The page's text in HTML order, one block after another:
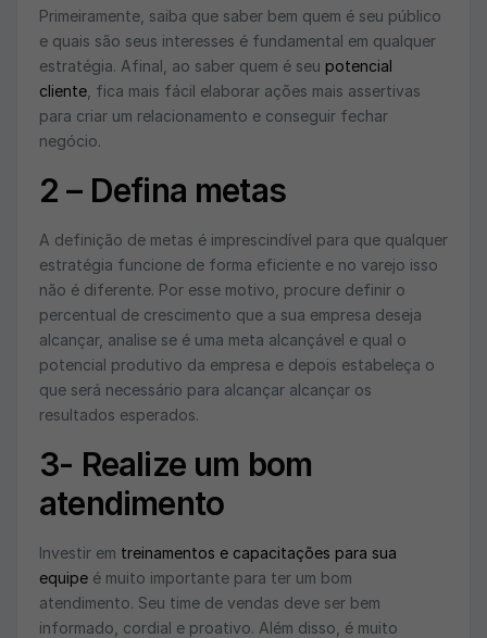
Primeiramente, saiba que saber bem quem é seu público
e quais são seus interesses é fundamental em qualquer
estratégia. Afinal, ao saber quem é seu potencial
cliente , fica mais fácil elaborar ações mais assertivas
para criar um relacionamento e conseguir fechar
negócio.
2 – Defina metas
A definição de metas é imprescindível para que qualquer
estratégia funcione de forma eficiente e no varejo isso
não é diferente. Por esse motivo, procure definir o
percentual de crescimento que a sua empresa deseja
alcançar, analise se é uma meta alcançável e qual o
potencial produtivo da empresa e depois estabeleça o
que será necessário para alcançar alcançar os
resultados esperados.
3- Realize um bom
atendimento
Investir em treinamentos e capacitações para sua
equipe é muito importante para ter um bom
atendimento. Seu time de vendas deve ser bem
informado, cordial e proativo. Além disso, é muito